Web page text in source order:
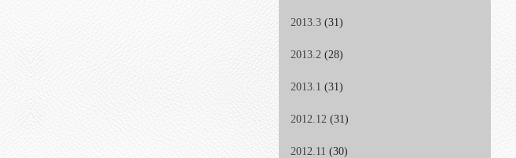
2013.3 (31)
2013.2 (28)
2013.1 (31)
2012.12 (31)
2012.11 (30)